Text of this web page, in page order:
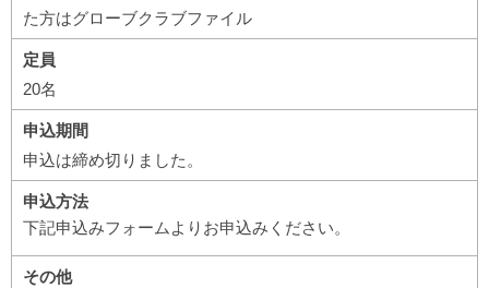
た方はグローブクラブファイル
定員
20名
申込期間
申込は締め切りました。
申込方法
下記申込みフォームよりお申込みください。
その他